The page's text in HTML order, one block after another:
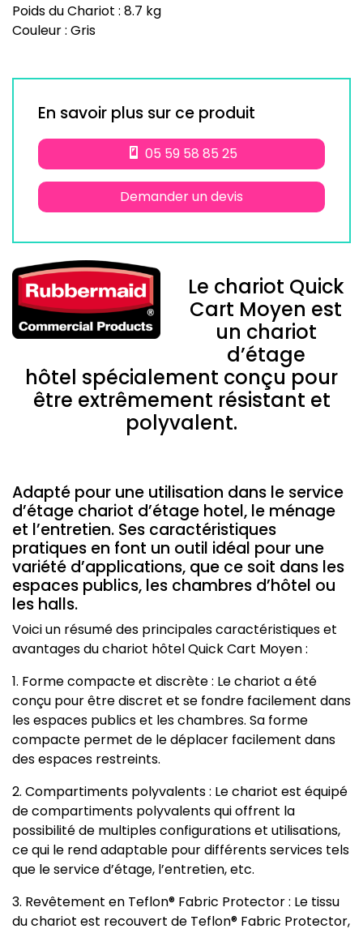
Poids du Chariot : 8.7 kg
Couleur : Gris
En savoir plus sur ce produit
05 59 58 85 25
Demander un devis
Le chariot Quick
Cart Moyen est
un chariot
d’étage
hôtel spécialement conçu pour
être extrêmement résistant et
polyvalent.
Adapté pour une utilisation dans le service
d’étage chariot d’étage hotel, le ménage
et l’entretien. Ses caractéristiques
pratiques en font un outil idéal pour une
variété d’applications, que ce soit dans les
espaces publics, les chambres d’hôtel ou
les halls.
Voici un résumé des principales caractéristiques et
avantages du chariot hôtel Quick Cart Moyen :
1. Forme compacte et discrète : Le chariot a été
conçu pour être discret et se fondre facilement dans
les espaces publics et les chambres. Sa forme
compacte permet de le déplacer facilement dans
des espaces restreints.
2. Compartiments polyvalents : Le chariot est équipé
de compartiments polyvalents qui offrent la
possibilité de multiples configurations et utilisations,
ce qui le rend adaptable pour différents services tels
que le service d’étage, l’entretien, etc.
3. Revêtement en Teflon® Fabric Protector : Le tissu
du chariot est recouvert de Teflon® Fabric Protector,